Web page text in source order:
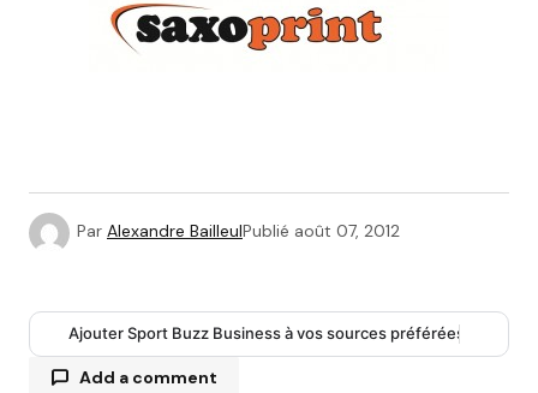
Par Alexandre BailleulPublié août 07, 2012
Ajouter Sport Buzz Business à vos sources préférées
Add a comment